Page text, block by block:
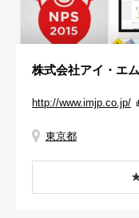
株式会社アイ・エ
http://www.imjp.co.jp/
東京都